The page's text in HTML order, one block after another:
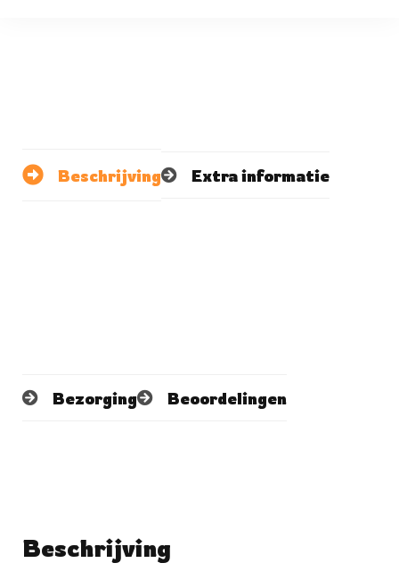
Beschrijving Extra informatie
Bezorging Beoordelingen
Beschrijving
No reviews found